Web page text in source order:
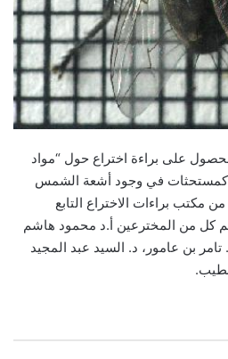
على براءة اختراع حول “مواد
كمستحثات في وجود أشعة الشمس
مكتب براءات الاختراع التابع
كل من المخترعين أ.د محمود هاشم
تامر بن عامور، د. السيد عبد المجيد